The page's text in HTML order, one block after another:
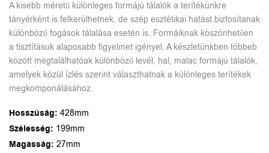
A kisebb méretű különleges formájú tálalók a terítékünkre
tányérként is felkerülhetnek, de szép esztétikai hatást biztosítanak
különböző fogások tálalása esetén is. Formáiknak köszönhetően
a tisztításuk alaposabb figyelmet igényel. A készletünkben többeb
között megtalálhatóak különböző levél, hal, malac formájú tálalók,
amelyek közül ízlés szerint választhatnak a különleges terítékek
megkomponálásához.
Hosszúság: 428mm
Szélesség: 199mm
Magasság: 27mm